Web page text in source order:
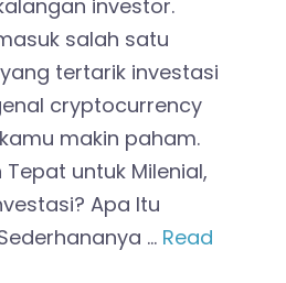
investor.
salah satu
tertarik investasi
cryptocurrency
makin paham.
untuk Milenial,
Apa Itu
… Read